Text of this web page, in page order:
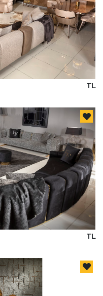
TL
TL